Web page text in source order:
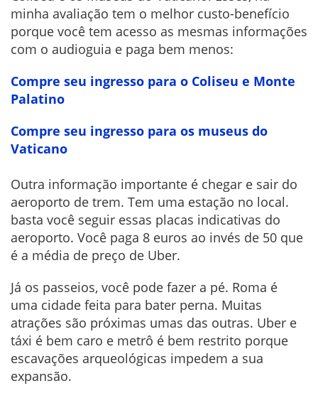
minha avaliação tem o melhor custo-benefício
porque você tem acesso as mesmas informações
com o audioguia e paga bem menos:
Compre seu ingresso para o Coliseu e Monte
Palatino
Compre seu ingresso para os museus do
Vaticano
Outra informação importante é chegar e sair do
aeroporto de trem. Tem uma estação no local.
basta você seguir essas placas indicativas do
aeroporto. Você paga 8 euros ao invés de 50 que
é a média de preço de Uber.
Já os passeios, você pode fazer a pé. Roma é
uma cidade feita para bater perna. Muitas
atrações são próximas umas das outras. Uber e
táxi é bem caro e metrô é bem restrito porque
escavações arqueológicas impedem a sua
expansão.